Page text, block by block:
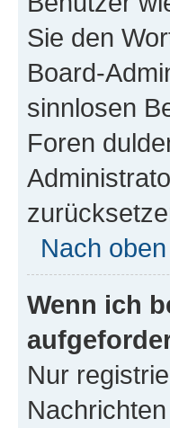
Sie den
Board-
sinnlosen
Foren
Nach oben
Wenn ich
Nur